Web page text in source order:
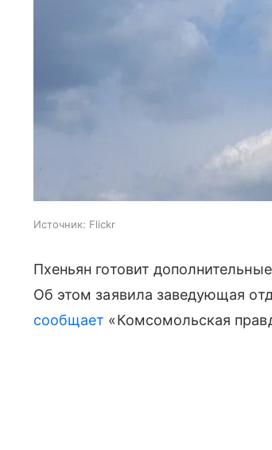
Источник: Flickr
Пхеньян готовит
Об этом заявила заведующая
сообщает «Комсомольская